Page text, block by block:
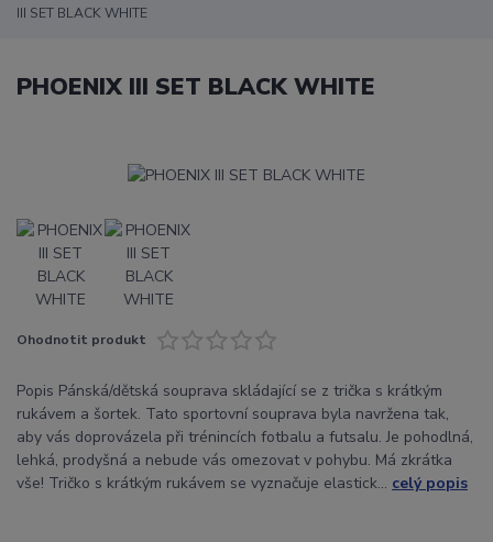
III SET BLACK WHITE
PHOENIX III SET BLACK WHITE
Ohodnotit produkt
Popis Pánská/dětská souprava skládající se z trička s krátkým
rukávem a šortek. Tato sportovní souprava byla navržena tak,
aby vás doprovázela při trénincích fotbalu a futsalu. Je pohodlná,
lehká, prodyšná a nebude vás omezovat v pohybu. Má zkrátka
vše! Tričko s krátkým rukávem se vyznačuje elastick... celý popis